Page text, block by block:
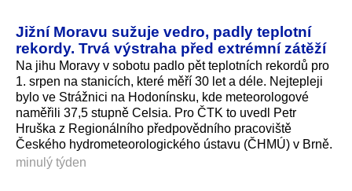
Jižní Moravu sužuje vedro, padly teplotní
rekordy. Trvá výstraha před extrémní zátěží
Na jihu Moravy v sobotu padlo pět teplotních rekordů pro
1. srpen na stanicích, které měří 30 let a déle. Nejtepleji
bylo ve Strážnici na Hodonínsku, kde meteorologové
naměřili 37,5 stupně Celsia. Pro ČTK to uvedl Petr
Hruška z Regionálního předpovědního pracoviště
Českého hydrometeorolo­gického ústavu (ČHMÚ) v Brně.
minulý týden